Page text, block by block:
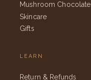
Mushroom Chocolate
Skincare
Gifts
LEARN
Return & Refunds